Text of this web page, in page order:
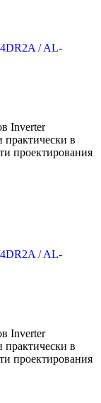
/ AL-
Inverter
практически в
проектирования
/ AL-
Inverter
практически в
проектирования